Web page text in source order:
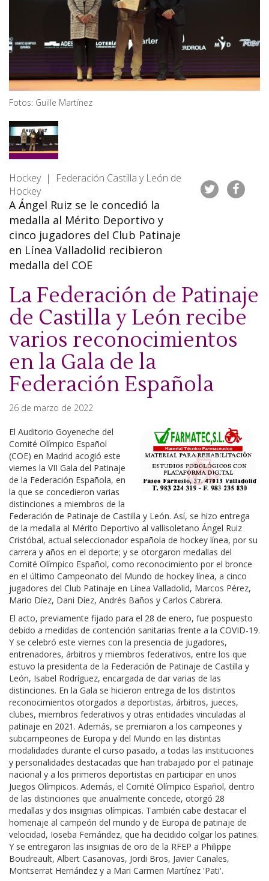
Fotos: Guille Martínez
Hockey | Federación Castilla y León de
Hockey
A Ángel Ruiz se le concedió la
medalla al Mérito Deportivo y
cinco jugadores del Club Patinaje
en Línea Valladolid recibieron
medalla del COE
La Federación de Patinaje
de Castilla y León recibe
varios reconocimientos
en la Gala de la
Federación Española
26 de marzo de 2022
El Auditorio Goyeneche del
Comité Olímpico Español
(COE) en Madrid acogió este
viernes la VII Gala del Patinaje
de la Federación Española, en
la que se concedieron varias
distinciones a miembros de la
Federación de Patinaje de Castilla y León. Así, se hizo entrega
de la medalla al Mérito Deportivo al vallisoletano Ángel Ruiz
Cristóbal, actual seleccionador española de hockey línea, por su
carrera y años en el deporte; y se otorgaron medallas del
Comité Olímpico Español, como reconocimiento por el bronce
en el último Campeonato del Mundo de hockey línea, a cinco
jugadores del Club Patinaje en Línea Valladolid, Marcos Pérez,
Mario Díez, Dani Díez, Andrés Baños y Carlos Cabrera.
El acto, previamente fijado para el 28 de enero, fue pospuesto
debido a medidas de contención sanitarias frente a la COVID-19.
Y se celebró este viernes con la presencia de jugadores,
entrenadores, árbitros y miembros federativos, entre los que
estuvo la presidenta de la Federación de Patinaje de Castilla y
León, Isabel Rodríguez, encargada de dar varias de las
distinciones. En la Gala se hicieron entrega de los distintos
reconocimientos otorgados a deportistas, árbitros, jueces,
clubes, miembros federativos y otras entidades vinculadas al
patinaje en 2021. Además, se premiaron a los campeones y
subcampeones de Europa y del Mundo en las distintas
modalidades durante el curso pasado, a todas las instituciones
y personalidades destacadas que han trabajado por el patinaje
nacional y a los primeros deportistas en participar en unos
Juegos Olímpicos. Además, el Comité Olímpico Español, dentro
de las distinciones que anualmente concede, otorgó 28
medallas y dos insignias olímpicas. También cabe destacar el
homenaje al campeón del mundo y de Europa de patinaje de
velocidad, Ioseba Fernández, que ha decidido colgar los patines.
Y se entregaron las insignias de oro de la RFEP a Philippe
Boudreault, Albert Casanovas, Jordi Bros, Javier Canales,
Montserrat Hernández y a Mari Carmen Martínez 'Pati'.